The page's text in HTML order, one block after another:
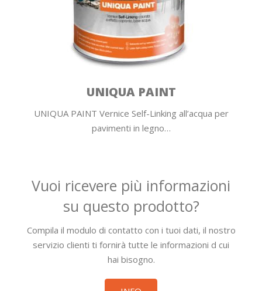
UNIQUA PAINT
UNIQUA PAINT Vernice Self-Linking all’acqua per
pavimenti in legno…
Vuoi ricevere più informazioni
su questo prodotto?
Compila il modulo di contatto con i tuoi dati, il nostro
servizio clienti ti fornirà tutte le informazioni d cui
hai bisogno.